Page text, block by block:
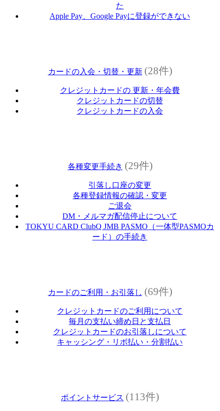
た
Apple Pay、Google Payに登録ができない
カードの入会・切替・更新 (28件)
クレジットカードの 更新・年会費
クレジットカードの切替
クレジットカードの入会
各種変更手続き (29件)
引落し口座の変更
各種登録情報の確認・変更
ご退会
DM・メルマガ配信停止について
TOKYU CARD ClubQ JMB PASMO（一体型PASMOカ
ード）の手続き
カードのご利用・お引落し (69件)
クレジットカードのご利用について
毎月の支払い締め日と支払日
クレジットカードのお引落しについて
キャッシング・リボ払い・分割払い
ポイントサービス (113件)